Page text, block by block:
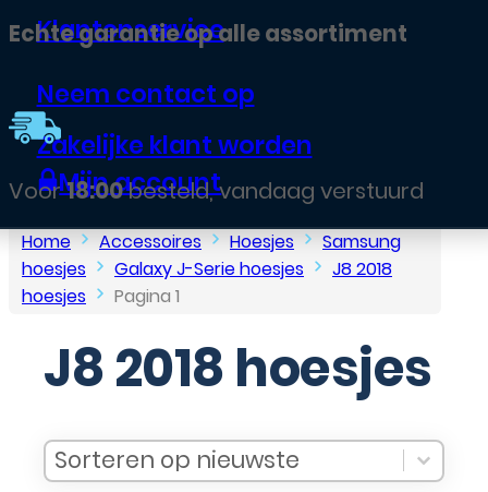
Klantenservice
Neem contact op
Zakelijke klant worden
Mijn account
Echte garantie op alle assortiment
Voor18:00besteld, vandaag verstuurd
Home Accessoires Hoesjes
Samsung
hoesjes
Galaxy J-Serie hoesjes
J8 2018
hoesjes
Pagina 1
J8 2018 hoesjes
Sort Products
Sort content
Sorteren op nieuwste
Sort content